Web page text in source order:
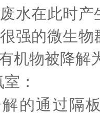
水在此时
强的微生
机物被降解
：
的通过隔